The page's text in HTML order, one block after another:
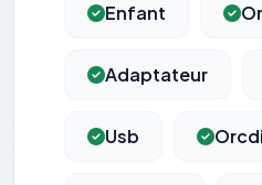
Enfant
Adaptateur
Usb